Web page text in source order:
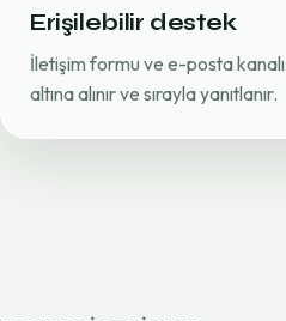
Erişilebilir destek
İletişim formu ve e-posta
altına alınır ve sırayla yanıtlanır.